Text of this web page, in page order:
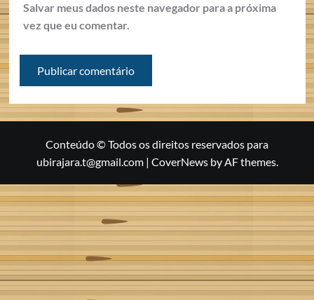
Salvar meus dados neste navegador para a próxima
vez que eu comentar.
Conteúdo © Todos os direitos reservados para
ubirajara.t@gmail.com | CoverNewsby AF themes.